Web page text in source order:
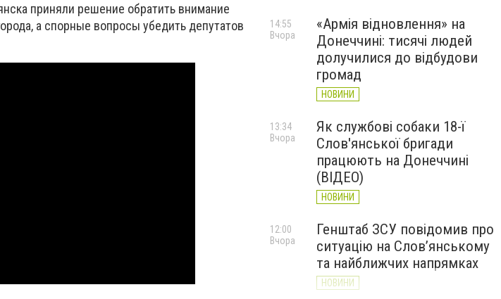
приняли решение обратить внимание
а спорные вопросы убедить депутатов
«Армія відновлення» на
Донеччині: тисячі людей
долучилися до відбудови
громад
НОВИНИ
14:55
Вчора
Як службові собаки 18-ї
Слов'янської бригади
працюють на Донеччині
(ВІДЕО)
НОВИНИ
13:34
Вчора
Генштаб ЗСУ повідомив про
ситуацію на Слов’янському
та найближчих напрямках
НОВИНИ
12:00
Вчора